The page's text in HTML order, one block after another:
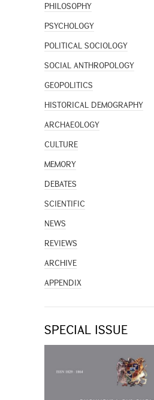
PHILOSOPHY
PSYCHOLOGY
POLITICAL SOCIOLOGY
SOCIAL ANTHROPOLOGY
GEOPOLITICS
HISTORICAL DEMOGRAPHY
ARCHAEOLOGY
CULTURE
MEMORY
DEBATES
SCIENTIFIC
NEWS
REVIEWS
ARCHIVE
APPENDIX
SPECIAL ISSUE